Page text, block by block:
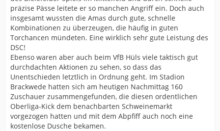
präzise Pässe leitete er so manchen Angriff ein. Doch auch
insgesamt wussten die Amas durch gute, schnelle
Kombinationen zu überzeugen, die häufig in guten
Torchancen mündeten. Eine wirklich sehr gute Leistung des
DSC!
Ebenso waren aber auch beim VfB Hüls viele taktisch gut
durchdachten Aktionen zu sehen, so dass das
Unentschieden letztlich in Ordnung geht. Im Stadion
Brackwede hatten sich am heutigen Nachmittag 160
Zuschauer zusammengefunden, die diesen ordentlichen
Oberliga-Kick dem benachbarten Schweinemarkt
vorgezogen hatten und mit dem Abpfiff auch noch eine
kostenlose Dusche bekamen.